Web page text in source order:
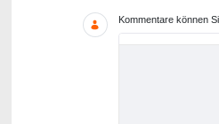
Kommentare können